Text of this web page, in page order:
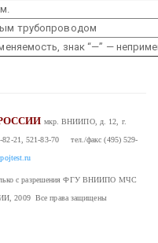
трубопроводом
знак “—” —
мкр. ВНИИПО, д. 12, г.
82-21, 521-83-70 тел./факс (495) 529-
с разрешения ФГУ ВНИИПО МЧС
Все права защищены